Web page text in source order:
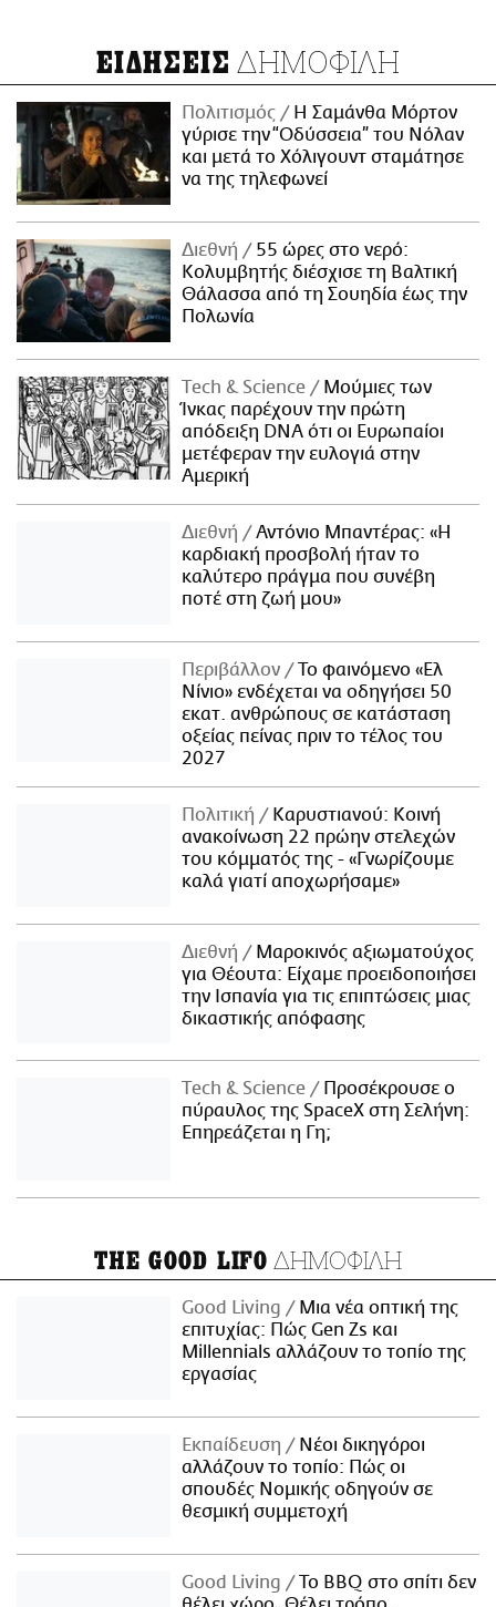
ΕΙΔΗΣΕΙΣ ΔΗΜΟΦΙΛΗ
Πολιτισμός
Η Σαμάνθα Μόρτον
γύρισε την “Οδύσσεια” του Νόλαν
και μετά το Χόλιγουντ σταμάτησε
να της τηλεφωνεί
Διεθνή
55 ώρες στο νερό:
Κολυμβητής διέσχισε τη Βαλτική
Θάλασσα από τη Σουηδία έως την
Πολωνία
Τech & Science
Μούμιες των
Ίνκας παρέχουν την πρώτη
απόδειξη DNA ότι οι Ευρωπαίοι
μετέφεραν την ευλογιά στην
Αμερική
Διεθνή
Αντόνιο Μπαντέρας: «Η
καρδιακή προσβολή ήταν το
καλύτερο πράγμα που συνέβη
ποτέ στη ζωή μου»
Περιβάλλον
Το φαινόμενο «Ελ
Νίνιο» ενδέχεται να οδηγήσει 50
εκατ. ανθρώπους σε κατάσταση
οξείας πείνας πριν το τέλος του
2027
Πολιτική
Καρυστιανού: Κοινή
ανακοίνωση 22 πρώην στελεχών
του κόμματός της - «Γνωρίζουμε
καλά γιατί αποχωρήσαμε»
Διεθνή
Μαροκινός αξιωματούχος
για Θέουτα: Είχαμε προειδοποιήσει
την Ισπανία για τις επιπτώσεις μιας
δικαστικής απόφασης
Τech & Science
Προσέκρουσε ο
πύραυλος της SpaceX στη Σελήνη:
Επηρεάζεται η Γη;
THE GOOD LIFO ΔΗΜΟΦΙΛΗ
Good Living
Μια νέα οπτική της
επιτυχίας: Πώς Gen Zs και
Millennials αλλάζουν το τοπίο της
εργασίας
Εκπαίδευση
Νέοι δικηγόροι
αλλάζουν το τοπίο: Πώς οι
σπουδές Νομικής οδηγούν σε
θεσμική συμμετοχή
Good Living
Το BBQ στο σπίτι δεν